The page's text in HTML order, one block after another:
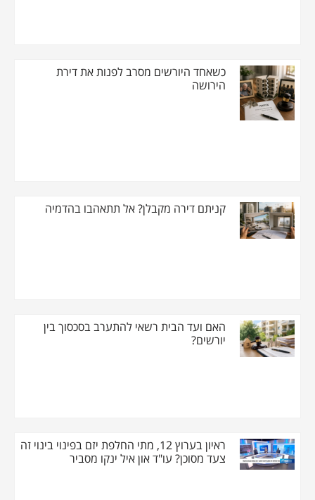
כשאחד היורשים מסרב לפנות את דירת
הירושה
קניתם דירה מקבלן? אל תתאהבו בהדמיה
האם ועד הבית רשאי להתערב בסכסוך בין
יורשים?
ראיון בערוץ 12, מתי החלפת יזם בפינוי בינוי זה
צעד מסוכן? עו"ד און איל ינקו מסביר